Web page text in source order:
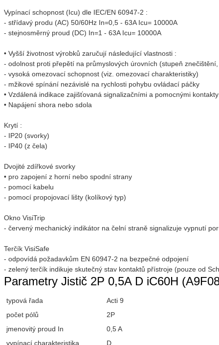
Vypínací schopnost (Icu) dle IEC/EN 60947-2 :
- střídavý produ (AC) 50/60Hz In=0,5 - 63A Icu= 10000A
- stejnosměrný proud (DC) In=1 - 63A Icu= 10000A
• Vyšší životnost výrobků zaručují následující vlastnosti :
- odolnost proti přepětí na průmyslových úrovních (stupeň
- vysoká omezovací schopnost (viz. omezovací charakteristiky)
- mžikové spínání nezávislé na rychlosti pohybu ovládací páčky
• Vzdálená indikace zajišťovaná signalizačními a pomocnými
• Napájení shora nebo sdola
Krytí :
- IP20 (svorky)
- IP40 (z čela)
Dvojité zdířkové svorky
• pro zapojení z horní nebo spodní strany
- pomocí kabelu
- pomocí propojovací lišty (kolíkový typ)
Okno VisiTrip
- červený mechanický indikátor na čelní straně signalizuje vypnutí
Terčík VisiSafe
- odpovídá požadavkům EN 60947-2 na bezpečné odpojení
- zelený terčík indikuje skutečný stav kontaktů přístroje (pouze od
Parametry Jistič 2P 0,5A D iC60H
typová řada
Acti 9
počet pólů
2P
jmenovitý proud In
0,5 A
vypínací charakteristika
D